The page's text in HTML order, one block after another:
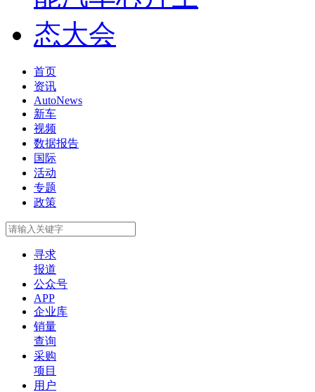
首页
资讯
AutoNews
新车
视频
数据报告
国际
活动
专题
政策
寻求
报道
公众号
APP
企业库
销量
查询
采购
项目
用户